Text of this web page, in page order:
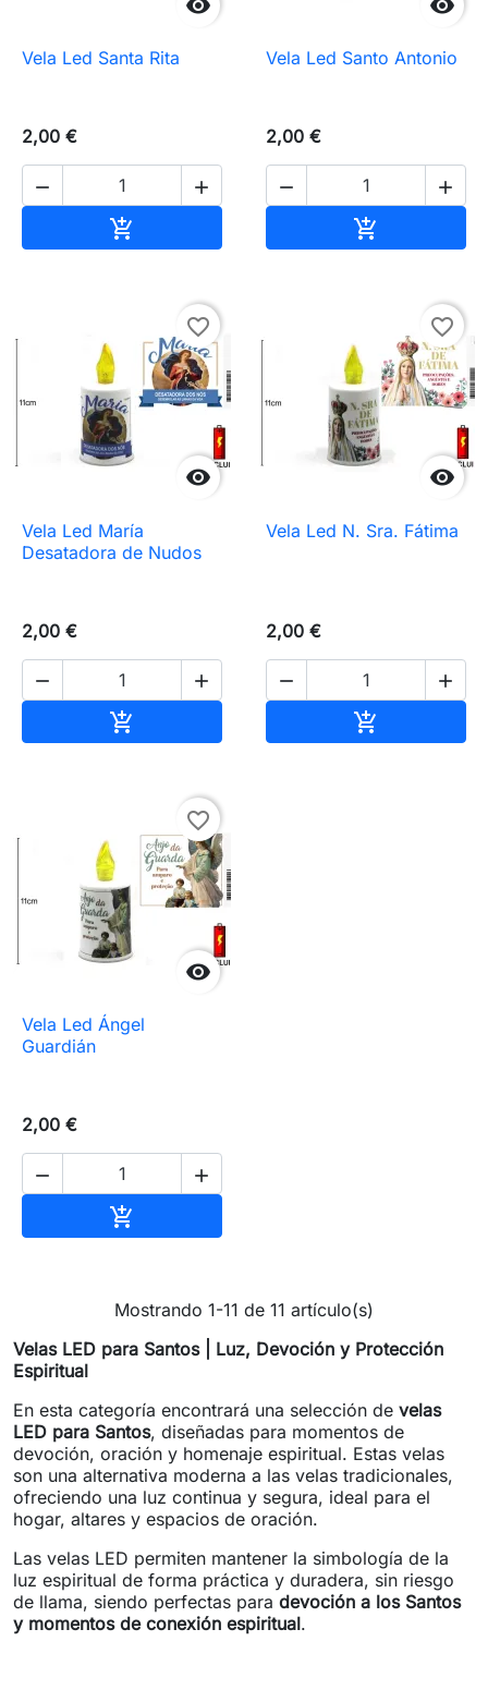
Vela Led Santa Rita
2,00 €
 

Vela Led Santo Antonio
2,00 €
 


favorite_border
Vela Led María
Desatadora de Nudos
2,00 €
 


favorite_border
Vela Led N. Sra. Fátima
2,00 €
 


favorite_border
Vela Led Ángel
Guardián
2,00 €
 

Mostrando 1-11 de 11 artículo(s)
Velas LED para Santos | Luz, Devoción y Protección
Espiritual
En esta categoría encontrará una selección de velas
LED para Santos, diseñadas para momentos de
devoción, oración y homenaje espiritual. Estas velas
son una alternativa moderna a las velas tradicionales,
ofreciendo una luz continua y segura, ideal para el
hogar, altares y espacios de oración.
Las velas LED permiten mantener la simbología de la
luz espiritual de forma práctica y duradera, sin riesgo
de llama, siendo perfectas para devoción a los Santos
y momentos de conexión espiritual.